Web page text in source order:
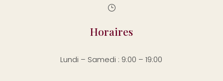
}
Horaires
Lundi – Samedi : 9:00 – 19:00